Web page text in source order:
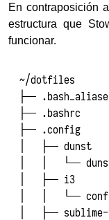
En contraposición
estructura que
funcionar.
~/dotfiles
├──
├── .bashrc
├── .config
│   ├── dunst
│   │   └──
│   ├── i3
│   │   └──
│   ├──